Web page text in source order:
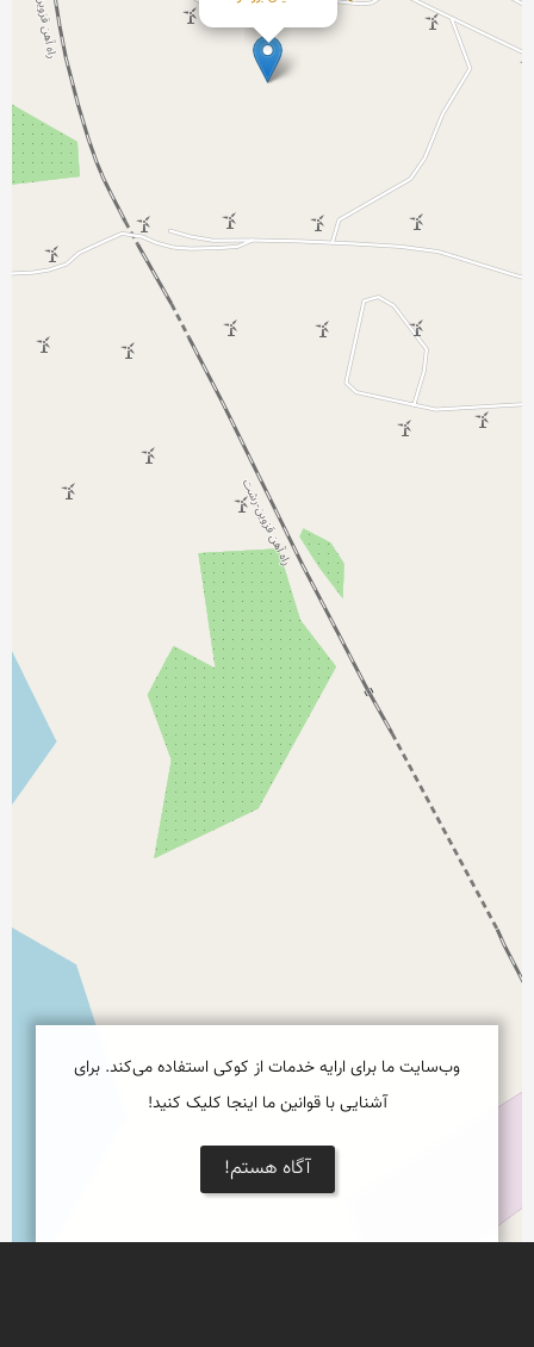
وب‌سایت ما برای ارایه خدمات از کوکی استفاده می‌کند. برای
آشنایی با قوانین ما اینجا کلیک کنید!
آگاه هستم!